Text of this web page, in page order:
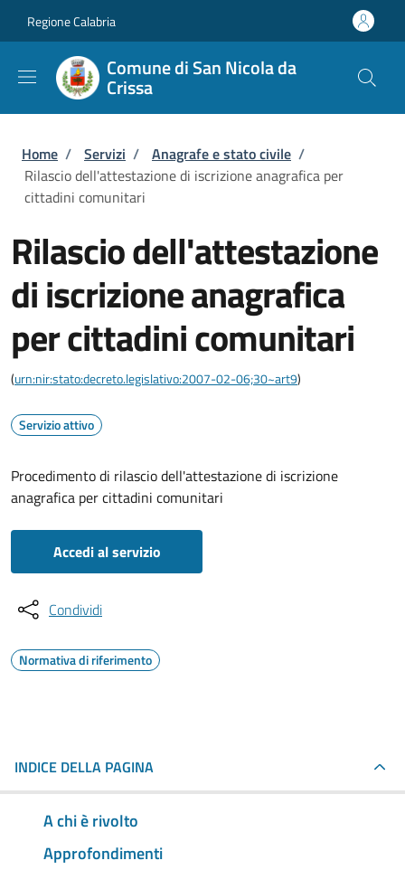
Regione Calabria
Comune di San Nicola da
Crissa
Briciole di pane
Home / Servizi / Anagrafe e stato civile /
Rilascio dell'attestazione di iscrizione anagrafica per
cittadini comunitari
Rilascio dell'attestazione
di iscrizione anagrafica
per cittadini comunitari
(urn:nir:stato:decreto.legislativo:2007-02-06;30~art9)
Servizio attivo
Procedimento di rilascio dell'attestazione di iscrizione
anagrafica per cittadini comunitari
Accedi al servizio
Condividi
Normativa di riferimento
INDICE DELLA PAGINA
A chi è rivolto
Approfondimenti